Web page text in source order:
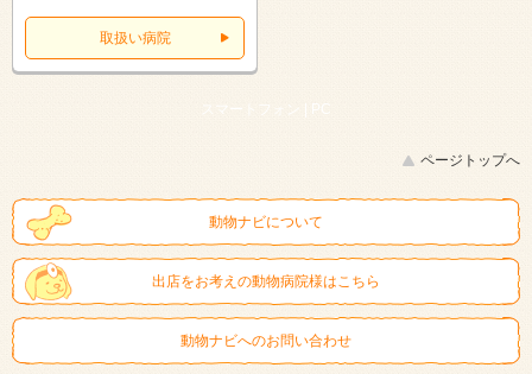
取扱い病院
スマートフォン | PC
ページトップへ
動物ナビについて
出店をお考えの動物病院様はこちら
動物ナビへのお問い合わせ